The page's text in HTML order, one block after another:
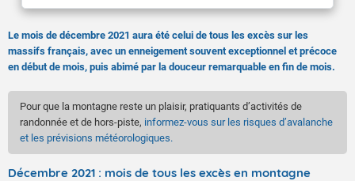
Le mois de décembre 2021 aura été celui de tous les excès sur les
massifs français, avec un enneigement souvent exceptionnel et précoce
en début de mois, puis abimé par la douceur remarquable en fin de mois.
Pour que la montagne reste un plaisir, pratiquants d’activités de
randonnée et de hors-piste, informez-vous sur les risques d’avalanche
et les prévisions météorologiques.
Décembre 2021 : mois de tous les excès en montagne